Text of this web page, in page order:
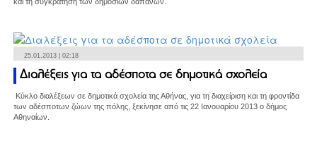
25.01.2013 | 02:18
Διαλέξεις για τα αδέσποτα σε δημοτικά σχολεία
Κύκλο διαλέξεων σε δημοτικά σχολεία της Αθήνας, για τη διαχείριση και τη φροντίδα
των αδέσποτων ζώων της πόλης, ξεκίνησε από τις 22 Ιανουαρίου 2013 ο δήμος
Αθηναίων.